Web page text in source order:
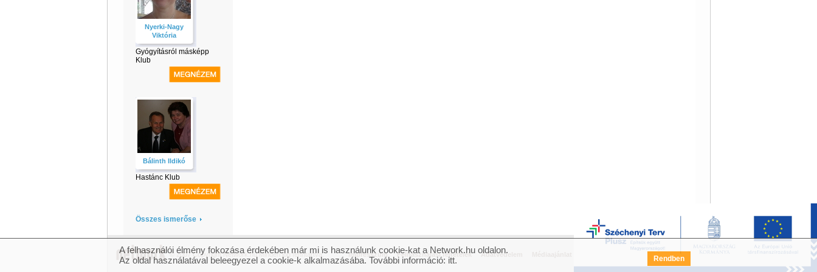
Nyerki-Nagy
Viktória
Gyógyításról másképp
Klub
Bálinth Ildikó
Hastánc Klub
Összes ismerőse
© 2007 Copyright Network.hu Minden jog fenntartva. Impresszum Felhasználási feltételek Adatvédelem Széchenyi Terv Pályázat FAQ
A felhasználói élmény fokozása érdekében már mi is használunk cookie-kat a Network.hu oldalon.
Az oldal használatával beleegyezel a cookie-k alkalmazásába. További információ: itt. Rendben